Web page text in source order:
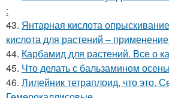
:
43. Янтарная кислота
кислота для растений –
44. Карбамид для растений. Все о
45. Что делать с бальзамином
46. Лилейник тетраплоид, что это.